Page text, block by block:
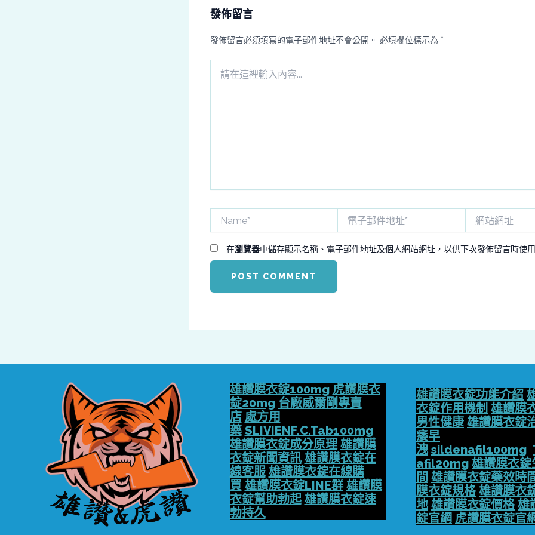
發佈留言
發佈留言必須填寫的電子郵件地址不會公開。 必填欄位標示為 *
件
地
址
在瀏覽器中儲存顯示名稱、電子郵件地址及個人網站網址，以供下次發佈留言時使
雄讚膜衣錠100mg 虎讚膜衣
錠20mg 台廠威爾剛專賣
店 處方用
藥 SLIVIENF.C.Tab100mg
雄讚膜衣錠成分原理 雄讚膜
衣錠新聞資訊 雄讚膜衣錠在
線客服 雄讚膜衣錠在線購
買 雄讚膜衣錠LINE群 雄讚膜
衣錠幫助勃起 雄讚膜衣錠速
勃持久
雄讚膜衣錠功能介紹
衣錠作用機制 雄讚膜
男性健康 雄讚膜衣錠
痿早
洩 sildenafil100mg
afil20mg 雄讚膜衣錠
間 雄讚膜衣錠藥效時
膜衣錠規格 雄讚膜衣
地 雄讚膜衣錠價格 雄
錠官網 虎讚膜衣錠官